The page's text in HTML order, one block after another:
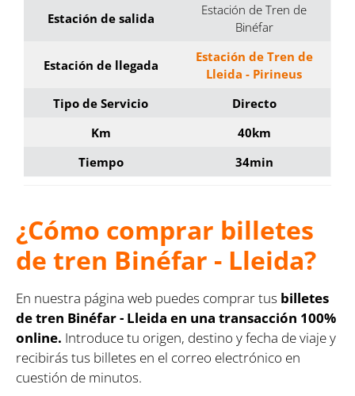
Estación de salida
Estación de Tren de
Binéfar
Estación de llegada
Estación de Tren de
Lleida - Pirineus
Tipo de Servicio
Directo
Km
40km
Tiempo
34min
¿Cómo comprar billetes
de tren Binéfar - Lleida?
En nuestra página web puedes comprar tus billetes
de tren Binéfar - Lleida en una transacción 100%
online. Introduce tu origen, destino y fecha de viaje y
recibirás tus billetes en el correo electrónico en
cuestión de minutos.